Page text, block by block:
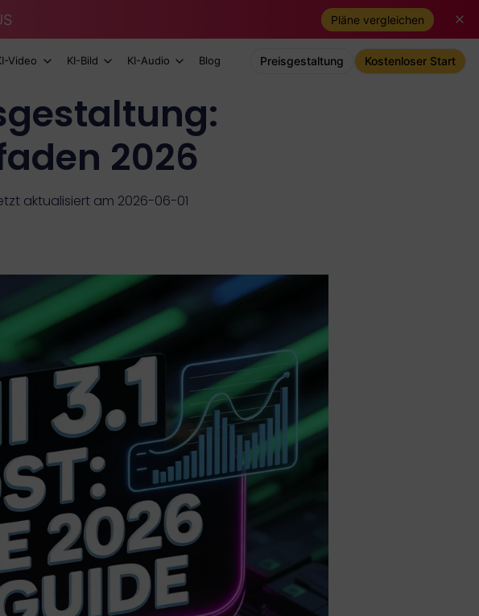
Pläne vergleichen
Video KI-Bild KI-Audio Blog Preisgestaltung Kostenloser Start
2026
aktualisiert am 2026-06-01